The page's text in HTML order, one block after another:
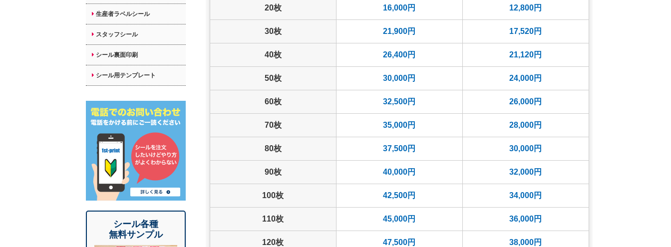
生産者ラベルシール
スタッフシール
シール裏面印刷
シール用テンプレート
シール各種
無料サンプル
20枚 16,000円 12,800円
30枚 21,900円 17,520円
40枚 26,400円 21,120円
50枚 30,000円 24,000円
60枚 32,500円 26,000円
70枚 35,000円 28,000円
80枚 37,500円 30,000円
90枚 40,000円 32,000円
100枚 42,500円 34,000円
110枚 45,000円 36,000円
120枚 47,500円 38,000円